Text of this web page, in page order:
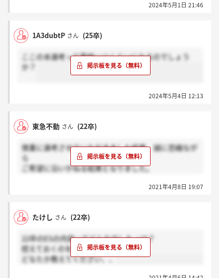
2024年5月1日 21:46
1A3dubtP さん (25卒)
ここの本選考って最終いつくらいになるのでしょう
か？
2024年5月4日 12:13
東急不動 さん (22卒)
慎重に選考させていただきました結果、誠に恐縮なが
ら
ご希望に沿いかねる結果となりました。
お忙しい中、当社の選考にお時間をいただいたにも関
このようなお知らせをすることとなり、
東急不動さまのお気持ちにお応えできなかったことを
東急不動さまの就職活動も大変な時期に差し掛かって
2021年4月8日 19:07
たけし さん (22卒)
22卒のESの内容ってどんなでしたっけ？
控えておくのを忘れてしまって、、
どなたか教えてください、、